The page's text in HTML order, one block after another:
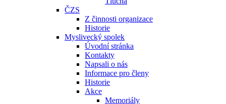
ČZS
Z činnosti organizace
Historie
Myslivecký spolek
Úvodní stránka
Kontakty
Napsali o nás
Informace pro členy
Historie
Akce
Memoriály